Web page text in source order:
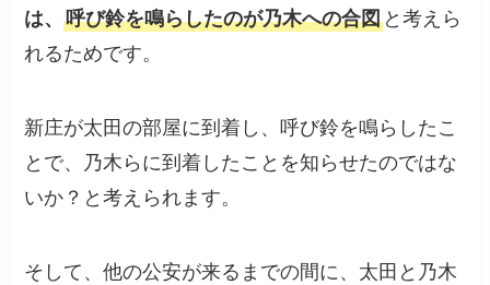
は、呼び鈴を鳴らしたのが乃木への合図 と考えら
れるためです。
新庄が太田の部屋に到着し、呼び鈴を鳴らしたこ
とで、乃木らに到着したことを知らせたのではな
いか？と考えられます。
そして、他の公安が来るまでの間に、太田と乃木